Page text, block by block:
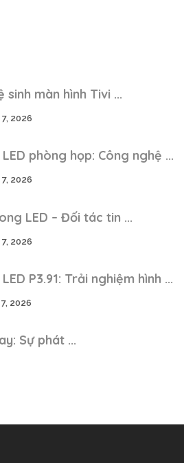
sinh màn hình Tivi ...
2026
LED phòng họp: Công nghệ ...
2026
LED – Đối tác tin ...
2026
P3.91: Trải nghiệm hình ...
2026
Sự phát ...